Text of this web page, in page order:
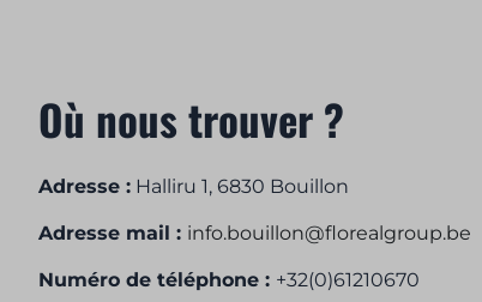
Où nous trouver ?
Adresse : Halliru 1, 6830 Bouillon
Adresse mail: info.bouillon@florealgroup.be
Numéro de téléphone : +32(0)61210670